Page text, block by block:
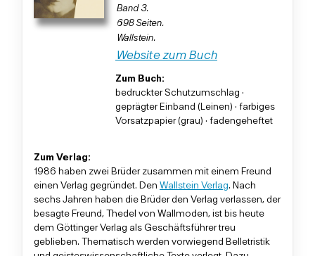
Band 3.
698 Seiten.
Wallstein.
Website zum Buch
Zum Buch:
bedruckter Schutzumschlag ·
geprägter Einband (Leinen) · farbiges
Vorsatzpapier (grau) · fadengeheftet
Zum Verlag:
1986 haben zwei Brüder zusammen mit einem Freund
einen Verlag gegründet. Den Wallstein Verlag. Nach
sechs Jahren haben die Brüder den Verlag verlassen, der
besagte Freund, Thedel von Wallmoden, ist bis heute
dem Göttinger Verlag als Geschäftsführer treu
geblieben. Thematisch werden vorwiegend Belletristik